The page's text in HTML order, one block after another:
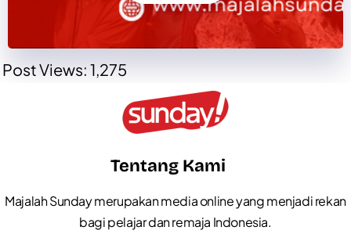
Post Views: 1,275
Tentang Kami
Majalah Sunday merupakan media online yang menjadi rekan
bagi pelajar dan remaja Indonesia.